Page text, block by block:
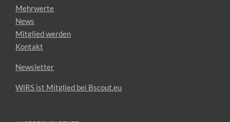
Mehrwerte
News
Mitglied werden
Kontakt
Newsletter
WiRS ist Mitglied bei Bscout.eu